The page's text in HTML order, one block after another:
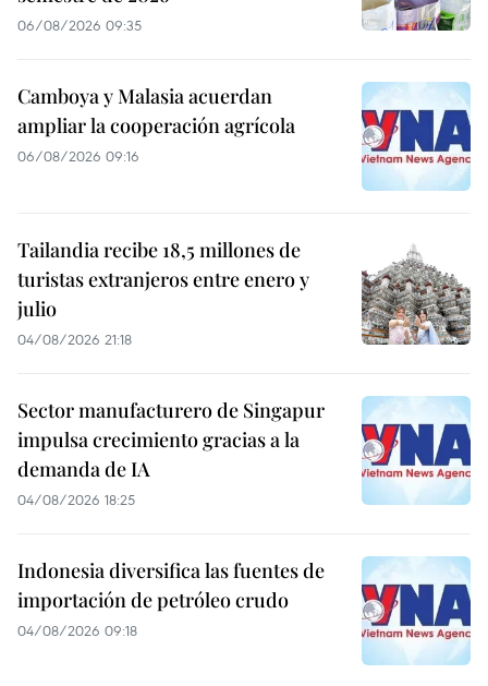
06/08/2026 09:35
Camboya y Malasia acuerdan
ampliar la cooperación agrícola
06/08/2026 09:16
Tailandia recibe 18,5 millones de
turistas extranjeros entre enero y
julio
04/08/2026 21:18
Sector manufacturero de Singapur
impulsa crecimiento gracias a la
demanda de IA
04/08/2026 18:25
Indonesia diversifica las fuentes de
importación de petróleo crudo
04/08/2026 09:18